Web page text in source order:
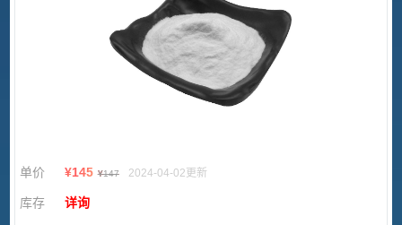
单价 ¥145 ¥147 2024-04-02更新
库存 详询